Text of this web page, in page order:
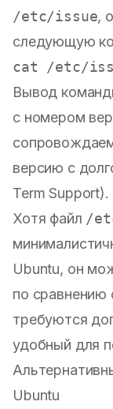
/etc/issue,
следующую
Вывод
с номером
версию с
Term Support).
Хотя файл /
Ubuntu, он
по сравнению
требуются
удобный для
Ubuntu